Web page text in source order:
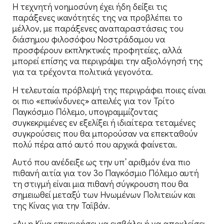
Η τεχνητή νοημοσύνη έχει ήδη δείξει τις
παράξενες ικανότητές της να προβλέπει το
μέλλον, με παράξενες αναπαραστάσεις του
διάσημου φιλοσόφου Νοστράδαμου να
προσφέρουν εκπληκτικές προφητείες, αλλά
μπορεί επίσης να περιγράψει την αξιολόγησή της
για τα τρέχοντα πολιτικά γεγονότα.
Η τελευταία πρόβλεψή της περιγράφει ποιες είναι
οι πιο «επικίνδυνες» απειλές για τον Τρίτο
Παγκόσμιο Πόλεμο, υπογραμμίζοντας
συγκεκριμένες εν εξελίξει ή ιδιαίτερα τεταμένες
συγκρούσεις που θα μπορούσαν να επεκταθούν
πολύ πέρα από αυτό που αρχικά φαίνεται.
Αυτό που ανέδειξε ως την υπ’ αριθμόν ένα πιο
πιθανή αιτία για τον 3ο Παγκόσμιο Πόλεμο αυτή
τη στιγμή είναι μια πιθανή σύγκρουση που θα
σημειωθεί μεταξύ των Ηνωμένων Πολιτειών και
της Κίνας για την Ταϊβάν.